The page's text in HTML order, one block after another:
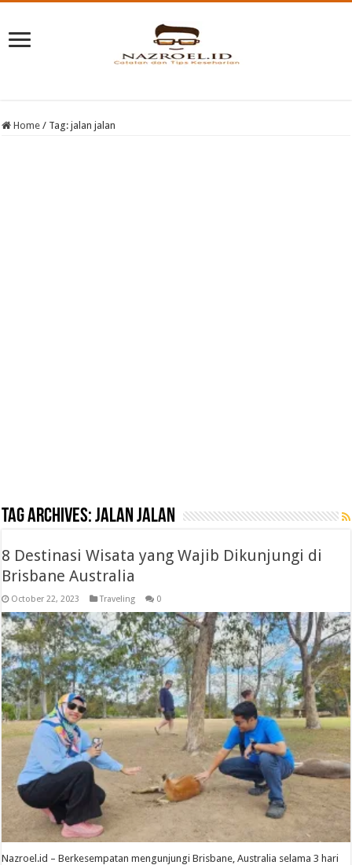
Home / Tag:jalan jalan
Tag Archives:jalan jalan
8 Destinasi Wisata yang Wajib Dikunjungi di
Brisbane Australia
October 22, 2023 Traveling 0
Nazroel.id – Berkesempatan mengunjungi Brisbane, Australia selama 3 hari